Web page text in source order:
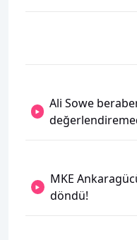
Ali Sowe
MKE
döndü!